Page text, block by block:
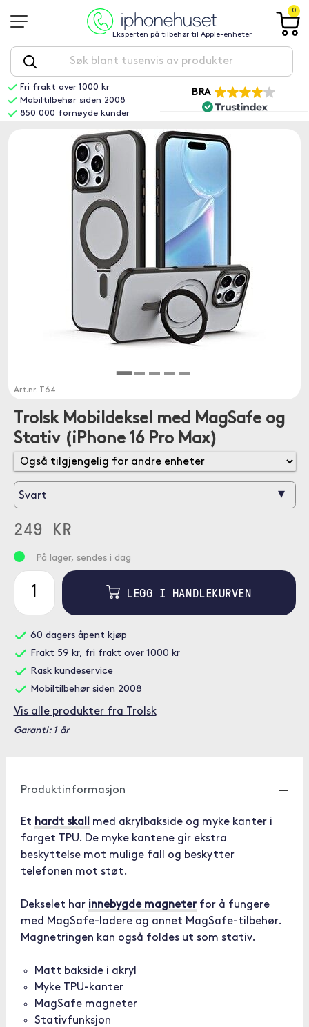
Eksperten på tilbehør til Apple-enheter
0
Fri frakt over 1000 kr
Mobiltilbehør siden 2008
850 000 fornøyde kunder
BRA
Art.nr. T64
Trolsk Mobildeksel med MagSafe og
Stativ (iPhone 16 Pro Max)
Svart ▾
249 KR
På lager, sendes i dag
LEGG I HANDLEKURVEN
60 dagers åpent kjøp
Frakt 59 kr, fri frakt over 1000 kr
Rask kundeservice
Mobiltilbehør siden 2008
Vis alle produkter fra Trolsk
Garanti: 1 år
Produktinformasjon
Et hardt skall
med akrylbakside og myke kanter i
farget TPU. De myke kantene gir ekstra
beskyttelse mot mulige fall og beskytter
telefonen mot støt.
Dekselet har innebygde magneter for å fungere
med MagSafe-ladere og annet MagSafe-tilbehør.
Magnetringen kan også foldes ut som stativ.
Matt bakside i akryl
Myke TPU-kanter
MagSafe magneter
Stativfunksjon